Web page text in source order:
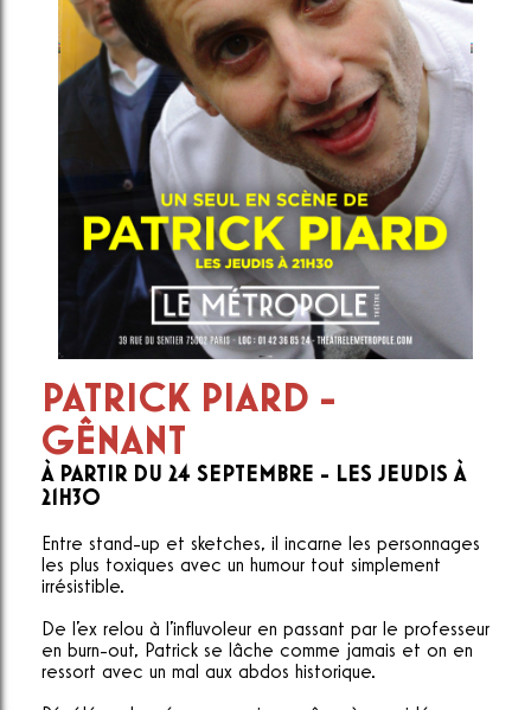
PATRICK PIARD -
GÊNANT
À PARTIR DU 24 SEPTEMBRE - LES JEUDIS À
21H30
Entre stand-up et sketches, il incarne les personnages
les plus toxiques avec un humour tout simplement
irrésistible.
De l'ex relou à l'influvoleur en passant par le professeur
en burn-out, Patrick se lâche comme jamais et on en
ressort avec un mal aux abdos historique.